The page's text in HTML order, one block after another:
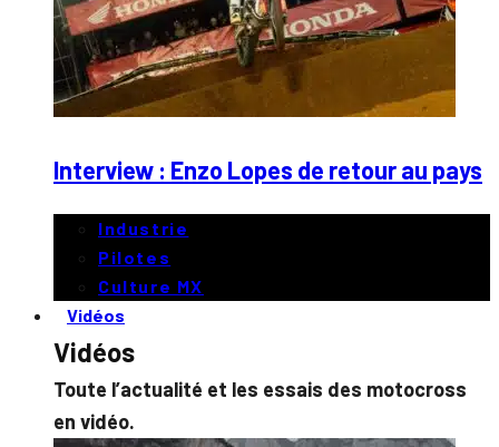
Interview : Enzo Lopes de retour au pays
Industrie
Pilotes
Culture MX
Vidéos
Vidéos
Toute l’actualité et les essais des motocross
en vidéo.